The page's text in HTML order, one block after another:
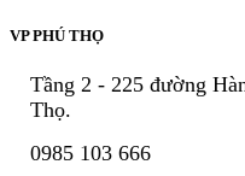
VP PHÚ THỌ
Tầng 2 - 225 đường
Thọ.
0985 103 666